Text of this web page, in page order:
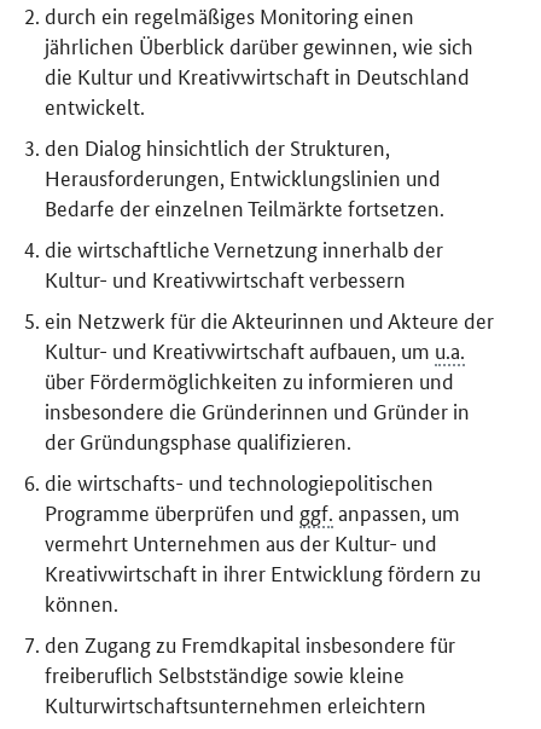
durch ein regelmäßiges Monitoring einen
jährlichen Überblick darüber gewinnen, wie sich
die Kultur und Kreativwirtschaft in Deutschland
entwickelt.
den Dialog hinsichtlich der Strukturen,
Herausforderungen, Entwicklungslinien und
Bedarfe der einzelnen Teilmärkte fortsetzen.
die wirtschaftliche Vernetzung innerhalb der
Kultur- und Kreativwirtschaft verbessern
ein Netzwerk für die Akteurinnen und Akteure der
Kultur- und Kreativwirtschaft aufbauen, um u.a.
über Fördermöglichkeiten zu informieren und
insbesondere die Gründerinnen und Gründer in
der Gründungsphase qualifizieren.
die wirtschafts- und technologiepolitischen
Programme überprüfen und ggf. anpassen, um
vermehrt Unternehmen aus der Kultur- und
Kreativwirtschaft in ihrer Entwicklung fördern zu
können.
den Zugang zu Fremdkapital insbesondere für
freiberuflich Selbstständige sowie kleine
Kulturwirtschaftsunternehmen erleichtern